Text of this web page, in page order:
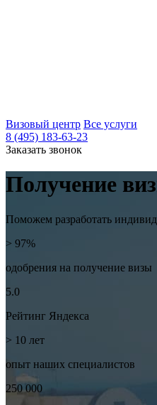
Визовый центр Все услуги
8 (495) 183-63-23
Заказать звонок
Получение
Поможем разработать
> 97%
одобрения на получение визы
5.0
Рейтинг Яндекса
> 10 лет
опыт наших специалистов
250 000